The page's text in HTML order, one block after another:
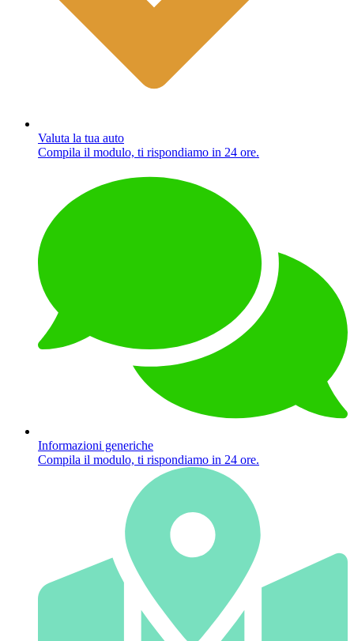
Valuta la tua auto
Compila il modulo, ti rispondiamo in 24 ore.
Informazioni generiche
Compila il modulo, ti rispondiamo in 24 ore.